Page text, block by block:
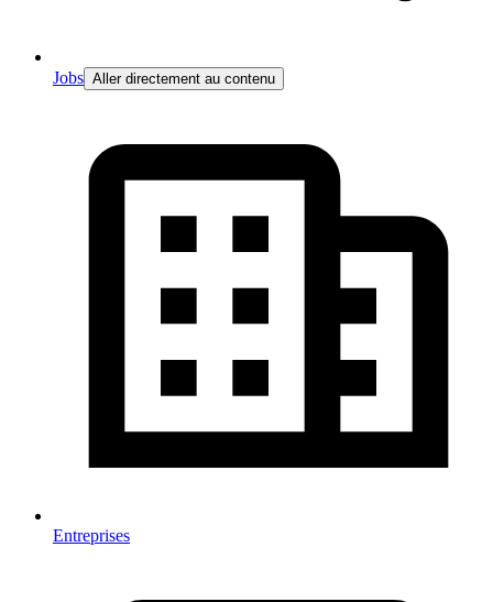
Jobs Aller directement au contenu
Entreprises